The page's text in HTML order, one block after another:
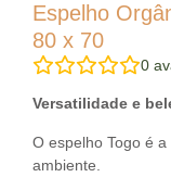
Espelho
80 x 70
0
Versatilidade e
O espelho Togo é
ambiente.